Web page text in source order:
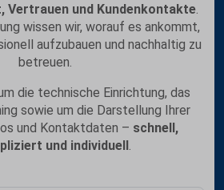
Vertrauen und Kundenkontakte.
wissen wir, worauf es ankommt,
aufzubauen und nachhaltig zu
betreuen.
die technische Einrichtung, das
sowie um die Darstellung Ihrer
und Kontaktdaten – schnell,
und individuell.